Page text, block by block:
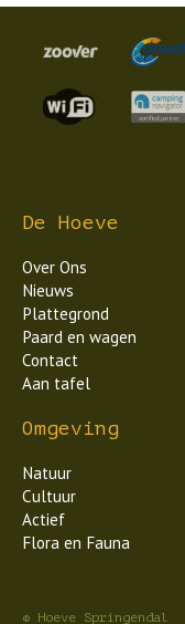
De Hoeve
Over Ons
Nieuws
Plattegrond
Paard en wagen
Contact
Aan tafel
Omgeving
Natuur
Cultuur
Actief
Flora en Fauna
© Hoeve Springendal